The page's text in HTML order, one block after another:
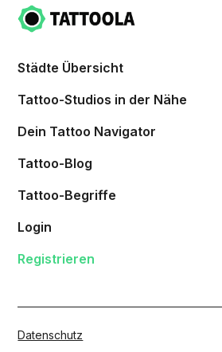
Städte Übersicht
Tattoo-Studios in der Nähe
Dein Tattoo Navigator
Tattoo-Blog
Tattoo-Begriffe
Login
Registrieren
Datenschutz